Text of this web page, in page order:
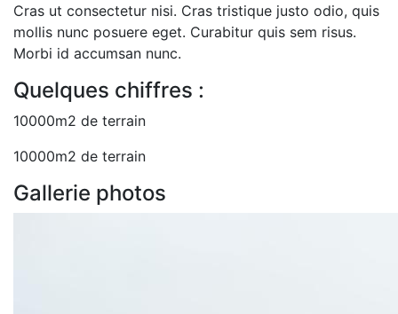
Cras ut consectetur nisi. Cras tristique justo odio, quis
mollis nunc posuere eget. Curabitur quis sem risus.
Morbi id accumsan nunc.
Quelques chiffres :
10000m2 de terrain
10000m2 de terrain
Gallerie photos